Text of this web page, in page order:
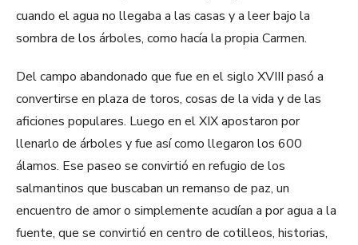
cuando el agua no llegaba a las casas y a leer bajo la
sombra de los árboles, como hacía la propia Carmen.
Del campo abandonado que fue en el siglo XVIII pasó a
convertirse en plaza de toros, cosas de la vida y de las
aficiones populares. Luego en el XIX apostaron por
llenarlo de árboles y fue así como llegaron los 600
álamos. Ese paseo se convirtió en refugio de los
salmantinos que buscaban un remanso de paz, un
encuentro de amor o simplemente acudían a por agua a la
fuente, que se convirtió en centro de cotilleos, historias,